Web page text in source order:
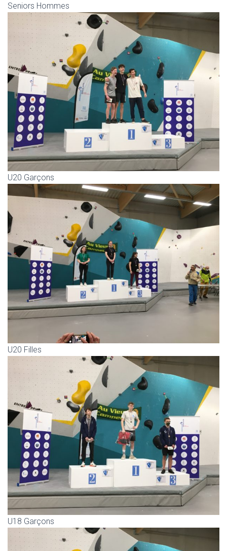
Seniors Hommes
U20 Garçons
U20 Filles
U18 Garçons